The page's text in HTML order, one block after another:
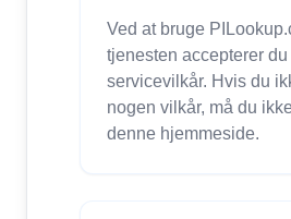
Ved at bruge
tjenesten accepterer
servicevilkår. Hvis du
nogen vilkår, må du
denne hjemmeside.